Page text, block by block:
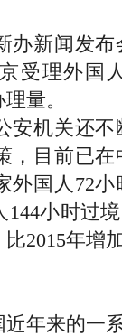
新闻发布
受理外国
量。
机关还不
，目前已
外国人72
144小时过
2015年增
来的一系